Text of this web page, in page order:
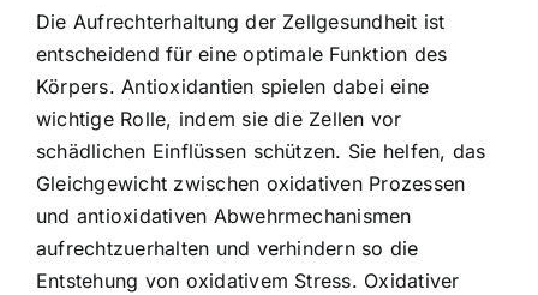
Die Aufrechterhaltung der Zellgesundheit ist
entscheidend für eine optimale Funktion des
Körpers. Antioxidantien spielen dabei eine
wichtige Rolle, indem sie die Zellen vor
schädlichen Einflüssen schützen. Sie helfen, das
Gleichgewicht zwischen oxidativen Prozessen
und antioxidativen Abwehrmechanismen
aufrechtzuerhalten und verhindern so die
Entstehung von oxidativem Stress. Oxidativer